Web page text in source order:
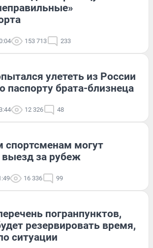
153 713 233
улететь из России
паспорту брата-близнеца
12 326 48
спортсменам могут
выезд за рубеж
16 336 99
погранпунктов,
резервировать время,
ситуации